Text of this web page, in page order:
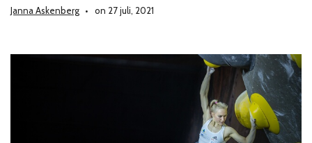
Janna Askenberg on 27 juli, 2021